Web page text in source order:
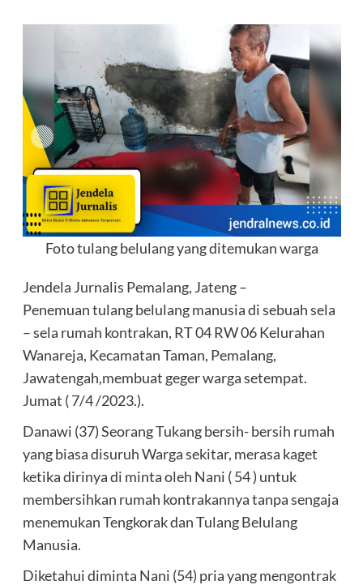
Foto tulang belulang yang ditemukan warga
Jendela Jurnalis Pemalang, Jateng –
Penemuan tulang belulang manusia di sebuah sela
– sela rumah kontrakan, RT 04 RW 06 Kelurahan
Wanareja, Kecamatan Taman, Pemalang,
Jawatengah,membuat geger warga setempat.
Jumat ( 7/4 /2023.).
Danawi (37) Seorang Tukang bersih- bersih rumah
yang biasa disuruh Warga sekitar, merasa kaget
ketika dirinya di minta oleh Nani ( 54 ) untuk
membersihkan rumah kontrakannya tanpa sengaja
menemukan Tengkorak dan Tulang Belulang
Manusia.
Diketahui diminta Nani (54) pria yang mengontrak